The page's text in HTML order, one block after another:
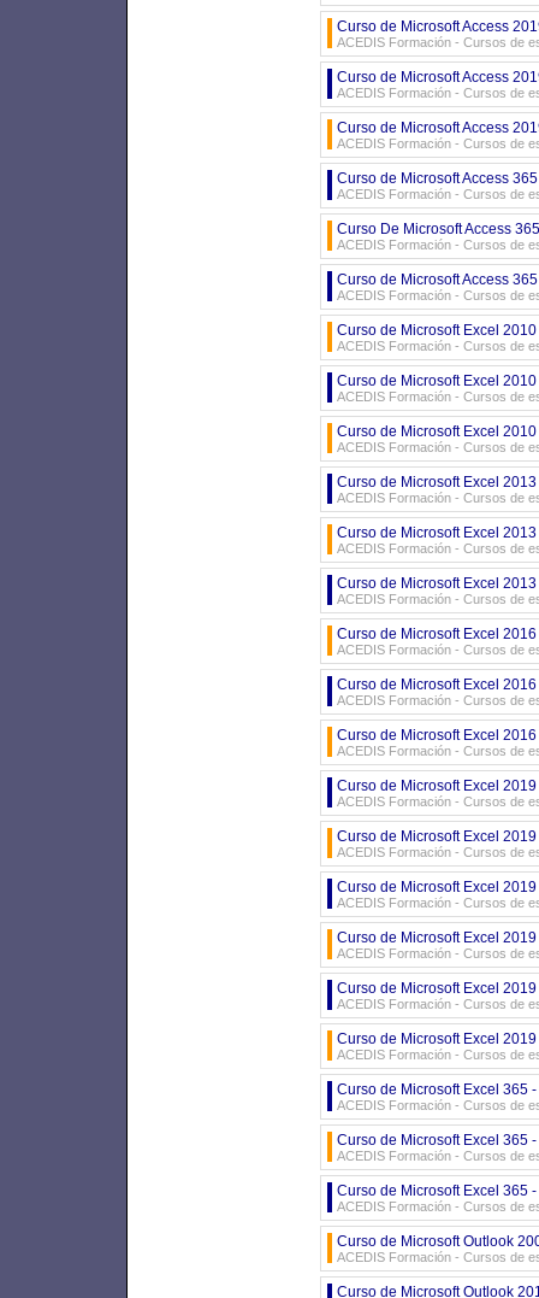
Curso de Microsoft Access
ACEDIS Formación - Cursos de
Curso de Microsoft Access
ACEDIS Formación - Cursos de
Curso de Microsoft Access
ACEDIS Formación - Cursos de
Curso de Microsoft Access
ACEDIS Formación - Cursos de
Curso De Microsoft Access
ACEDIS Formación - Cursos de
Curso de Microsoft Access
ACEDIS Formación - Cursos de
Curso de Microsoft Excel
ACEDIS Formación - Cursos de
Curso de Microsoft Excel
ACEDIS Formación - Cursos de
Curso de Microsoft Excel
ACEDIS Formación - Cursos de
Curso de Microsoft Excel
ACEDIS Formación - Cursos de
Curso de Microsoft Excel
ACEDIS Formación - Cursos de
Curso de Microsoft Excel
ACEDIS Formación - Cursos de
Curso de Microsoft Excel
ACEDIS Formación - Cursos de
Curso de Microsoft Excel
ACEDIS Formación - Cursos de
Curso de Microsoft Excel
ACEDIS Formación - Cursos de
Curso de Microsoft Excel
ACEDIS Formación - Cursos de
Curso de Microsoft Excel
ACEDIS Formación - Cursos de
Curso de Microsoft Excel
ACEDIS Formación - Cursos de
Curso de Microsoft Excel
ACEDIS Formación - Cursos de
Curso de Microsoft Excel
ACEDIS Formación - Cursos de
Curso de Microsoft Excel
ACEDIS Formación - Cursos de
Curso de Microsoft Excel 365
ACEDIS Formación - Cursos de
Curso de Microsoft Excel 365
ACEDIS Formación - Cursos de
Curso de Microsoft Excel 365
ACEDIS Formación - Cursos de
Curso de Microsoft Outlook
ACEDIS Formación - Cursos de
Curso de Microsoft Outlook